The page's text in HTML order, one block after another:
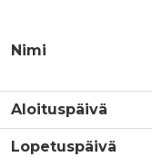
Nimi
Aloituspäivä
Lopetuspäivä